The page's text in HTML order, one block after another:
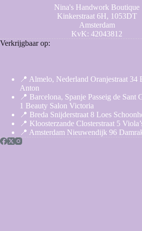
Nina's Handwork Boutique
Kinkerstraat 6H, 1053DT
Amsterdam
KvK: 42043812
Verkrijgbaar op:
📍 Almelo, Nederland Oranjestraat 34
Anton
📍 Barcelona, Spanje Passeig de Sant
1 Beauty Salon Victoria
📍 Breda Snijderstraat 8 Loes
📍 Kloosterzande Closterstraat 5
📍 Amsterdam Nieuwendijk 96